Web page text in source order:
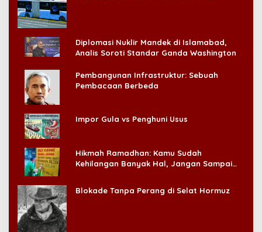
Diplomasi Nuklir Mandek di Islamabad,
Analis Soroti Standar Ganda Washington
Pembangunan Infrastruktur: Sebuah
Pembacaan Berbeda
Impor Gula vs Penghuni Usus
Hikmah Ramadhan: Kamu Sudah
Kehilangan Banyak Hal, Jangan Sampai
Blokade Tanpa Perang di Selat Hormuz